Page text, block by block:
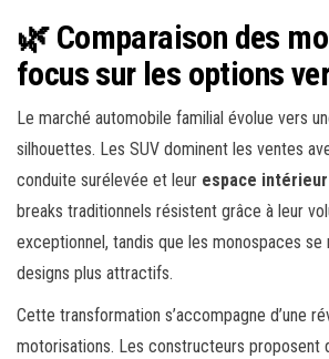
🌿 Comparaison des
focus sur les options
Le marché automobile familial évolue vers
silhouettes. Les SUV dominent les ventes
conduite surélevée et leur espace
breaks traditionnels résistent grâce à leur
exceptionnel, tandis que les monospaces
designs plus attractifs.
Cette transformation s’accompagne d’une
motorisations. Les constructeurs proposent